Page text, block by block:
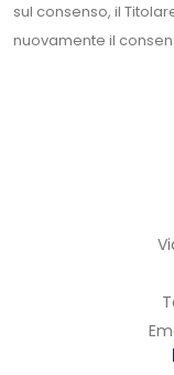
sul consenso, il
nuovamente il